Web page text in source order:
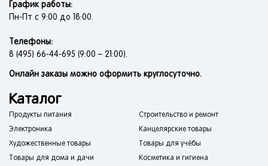
График работы:
Пн-Пт с 9:00 до 18:00.
Телефоны:
8 (495) 66-44-695 (9:00 – 21:00).
Онлайн заказы можно оформить круглосуточно.
Каталог
Продукты питания
Строительство и ремонт
Электроника
Канцелярские товары
Художественные товары
Товары для учёбы
Товары для дома и дачи
Косметика и гигиена